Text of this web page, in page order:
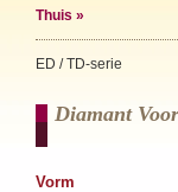
Thuis »
ED / TD-serie
Diamant
Vorm